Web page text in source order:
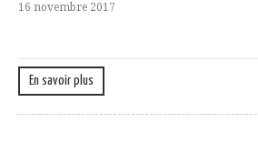
16 novembre 2017
En savoir plus